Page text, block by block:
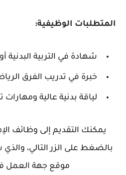
المتطلبات الوظيفية:
شهادة في التربية
خبرة في تدريب الفرق
لياقة بدنية عالية ومهارات
يمكنك التقديم إلى وظائف
بالضغط على الزر التالي،
موقع جهة العمل